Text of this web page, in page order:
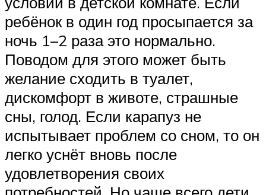
ребёнок в один год просыпается за
ночь 1–2 раза это нормально.
Поводом для этого может быть
желание сходить в туалет,
дискомфорт в животе, страшные
сны, голод. Если карапуз не
испытывает проблем со сном, то он
легко уснёт вновь после
удовлетворения своих